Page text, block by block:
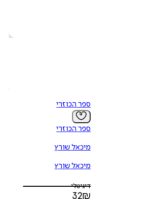
ספר הכוזרי
ספר הכוזרי
מיכאל שורץ
מיכאל שורץ
דיגיטלי
32₪